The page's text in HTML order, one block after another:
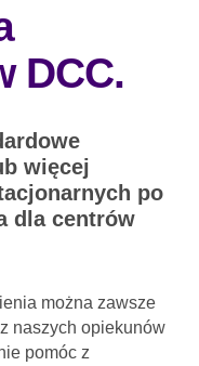
DCC.
więcej
po
dla centrów
można zawsze
naszych opiekunów
pomóc z